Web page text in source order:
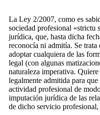
La Ley 2/2007, como es
sociedad profesional «strictu
jurídica, que, hasta dicha
reconocía ni admitía. Se
adoptar cualquiera de las
legal (con algunas
naturaleza imperativa.
legalmente admitida para
actividad profesional de
imputación jurídica de las
de dicho servicio